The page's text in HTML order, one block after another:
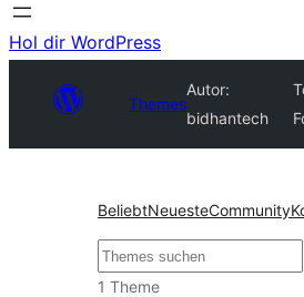
Hol dir WordPress
Themes
Autor:
bidhantech
BeliebtNeuesteCommunity
Suchen
1 Theme